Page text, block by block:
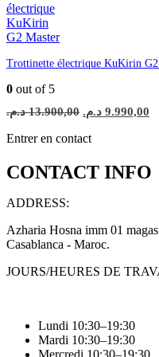
Trottinette électrique KuKirin G2
0 out of 5
13.900,00 د.م.
Le
prix
initial
était :
9.990,00 د.م.
Entrer en contact
CONTACT INFO
ADDRESS:
Azharia Hosna imm 01
Casablanca - Maroc.
JOURS/HEURES DE
Lundi 10:30–19:30
Mardi 10:30–19:30